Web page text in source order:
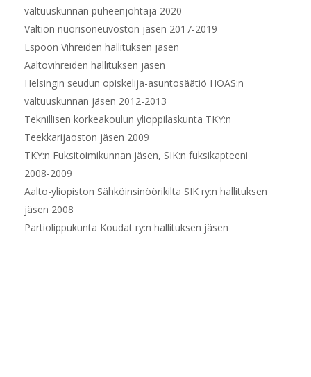
valtuuskunnan puheenjohtaja 2020
Valtion nuorisoneuvoston jäsen 2017-2019
Espoon Vihreiden hallituksen jäsen
Aaltovihreiden hallituksen jäsen
Helsingin seudun opiskelija-asuntosäätiö HOAS:n
valtuuskunnan jäsen 2012-2013
Teknillisen korkeakoulun ylioppilaskunta TKY:n
Teekkarijaoston jäsen 2009
TKY:n Fuksitoimikunnan jäsen, SIK:n fuksikapteeni
2008-2009
Aalto-yliopiston Sähköinsinöörikilta SIK ry:n hallituksen
jäsen 2008
Partiolippukunta Koudat ry:n hallituksen jäsen